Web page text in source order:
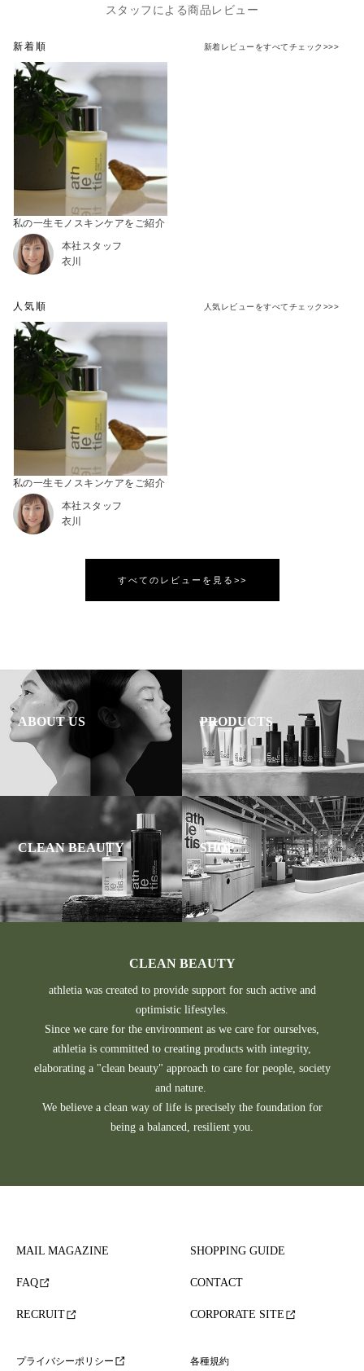
スタッフによる商品レビュー
新着順 新着レビューをすべてチェック>>>
私の一生モノスキンケアをご紹介
本社スタッフ
衣川
人気順 人気レビューをすべてチェック>>>
私の一生モノスキンケアをご紹介
本社スタッフ
衣川
すべてのレビューを見る>>
ABOUT US PRODUCTS
CLEAN BEAUTY SHOP
CLEAN BEAUTY
athletia was created to provide support for such active and
optimistic lifestyles.
Since we care for the environment as we care for ourselves,
athletia is committed to creating products with integrity,
elaborating a "clean beauty" approach to care for people, society
and nature.
We believe a clean way of life is precisely the foundation for
being a balanced, resilient you.
MAIL MAGAZINE SHOPPING GUIDE
FAQ CONTACT
RECRUIT CORPORATE SITE
プライバシーポリシー 各種規約